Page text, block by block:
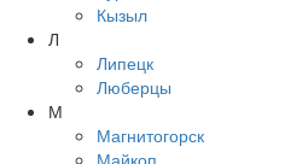
Кызыл
Л
Липецк
Люберцы
М
Магнитогорск